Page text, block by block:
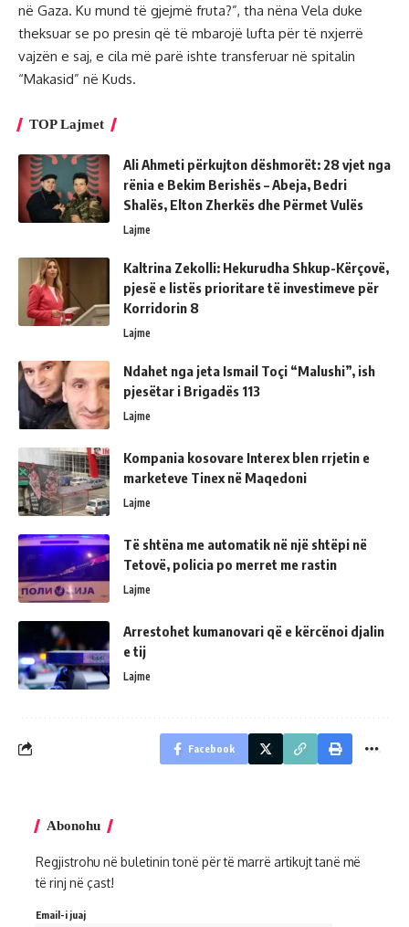
në Gaza. Ku mund të gjejmë fruta?”, tha nëna Vela duke
theksuar se po presin që të mbarojë lufta për të nxjerrë
vajzën e saj, e cila më parë ishte transferuar në spitalin
“Makasid” në Kuds.
TOP Lajmet
Ali Ahmeti përkujton dëshmorët: 28 vjet nga
rënia e Bekim Berishës – Abeja, Bedri
Shalës, Elton Zherkës dhe Përmet Vulës
Lajme
Kaltrina Zekolli: Hekurudha Shkup-Kërçovë,
pjesë e listës prioritare të investimeve për
Korridorin 8
Lajme
Ndahet nga jeta Ismail Toçi “Malushi”, ish
pjesëtar i Brigadës 113
Lajme
Kompania kosovare Interex blen rrjetin e
marketeve Tinex në Maqedoni
Lajme
Të shtëna me automatik në një shtëpi në
Tetovë, policia po merret me rastin
Lajme
Arrestohet kumanovari që e kërcënoi djalin
e tij
Lajme
Facebook
Abonohu
Regjistrohu në buletinin tonë për të marrë artikujt tanë më
të rinj në çast!
Email-i juaj